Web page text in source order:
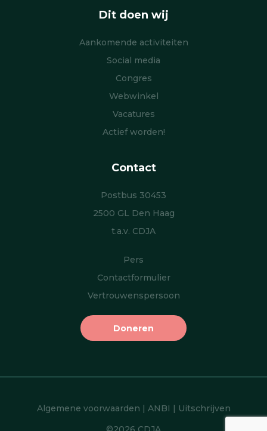
Dit doen wij
Aankomende activiteiten
Social media
Congres
Webwinkel
Vacatures
Actief worden!
Contact
Postbus 30453
2500 GL Den Haag
t.a.v. CDJA
Pers
Contactformulier
Vertrouwenspersoon
Doneren
Algemene voorwaarden ANBI
Uitschrijven